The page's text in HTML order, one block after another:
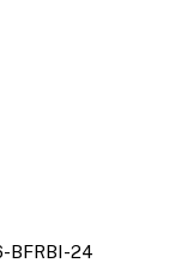
BFRBI-24